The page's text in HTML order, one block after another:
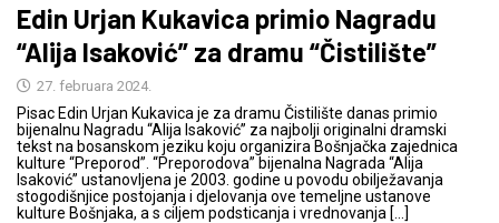
Edin Urjan Kukavica primio Nagradu
“Alija Isaković” za dramu “Čistilište”
27. februara 2024.
Pisac Edin Urjan Kukavica je za dramu Čistilište danas primio
bijenalnu Nagradu “Alija Isaković” za najbolji originalni dramski
tekst na bosanskom jeziku koju organizira Bošnjačka zajednica
kulture “Preporod”. “Preporodova” bijenalna Nagrada “Alija
Isaković” ustanovljena je 2003. godine u povodu obilježavanja
stogodišnjice postojanja i djelovanja ove temeljne ustanove
kulture Bošnjaka, a s ciljem podsticanja i vrednovanja […]